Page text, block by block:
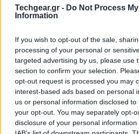
Techgear.gr - Do Not Process
Information
If you wish to opt-out of the sale,
processing of your personal or
targeted advertising by us, please use
section to confirm your selection.
opt-out request is processed you may
interest-based ads based on personal
us or personal information disclosed
your opt-out. You may separately opt-
disclosure of your personal
12MP wide-angle κάμερα με
12MP telephoto κάμερα (f/2.8)
Optical zoom με digital zoom
Portrait mode